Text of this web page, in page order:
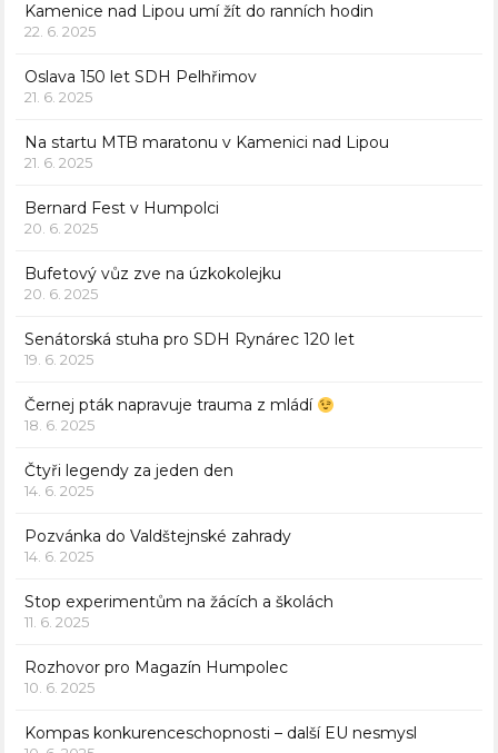
Kamenice nad Lipou umí žít do ranních hodin
22. 6. 2025
Oslava 150 let SDH Pelhřimov
21. 6. 2025
Na startu MTB maratonu v Kamenici nad Lipou
21. 6. 2025
Bernard Fest v Humpolci
20. 6. 2025
Bufetový vůz zve na úzkokolejku
20. 6. 2025
Senátorská stuha pro SDH Rynárec 120 let
19. 6. 2025
Černej pták napravuje trauma z mládí
18. 6. 2025
Čtyři legendy za jeden den
14. 6. 2025
Pozvánka do Valdštejnské zahrady
14. 6. 2025
Stop experimentům na žácích a školách
11. 6. 2025
Rozhovor pro Magazín Humpolec
10. 6. 2025
Kompas konkurenceschopnosti – další EU nesmysl